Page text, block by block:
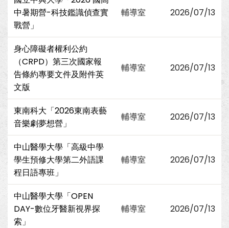
中暑期營-科技鑑識偵查實
戰營」
輔導室 2026/07/13
身心障礙者權利公約
（CRPD）第三次國家報
告條約專要文件及附件英
文版
輔導室 2026/07/13
東南科大「2026東南表藝
音樂劇夢想營」
輔導室 2026/07/13
中山醫學大學「高級中學
學生預修大學第二外語課
程日語專班」
輔導室 2026/07/13
中山醫學大學「OPEN
DAY-數位牙醫新視界探
索」
輔導室 2026/07/13